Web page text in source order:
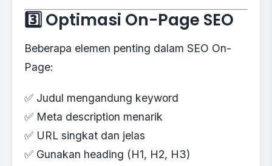
3️⃣ Optimasi On-Page SEO
Beberapa elemen penting dalam SEO On-
Page:
✅ Judul mengandung keyword
✅ Meta description menarik
✅ URL singkat dan jelas
✅ Gunakan heading (H1, H2, H3)